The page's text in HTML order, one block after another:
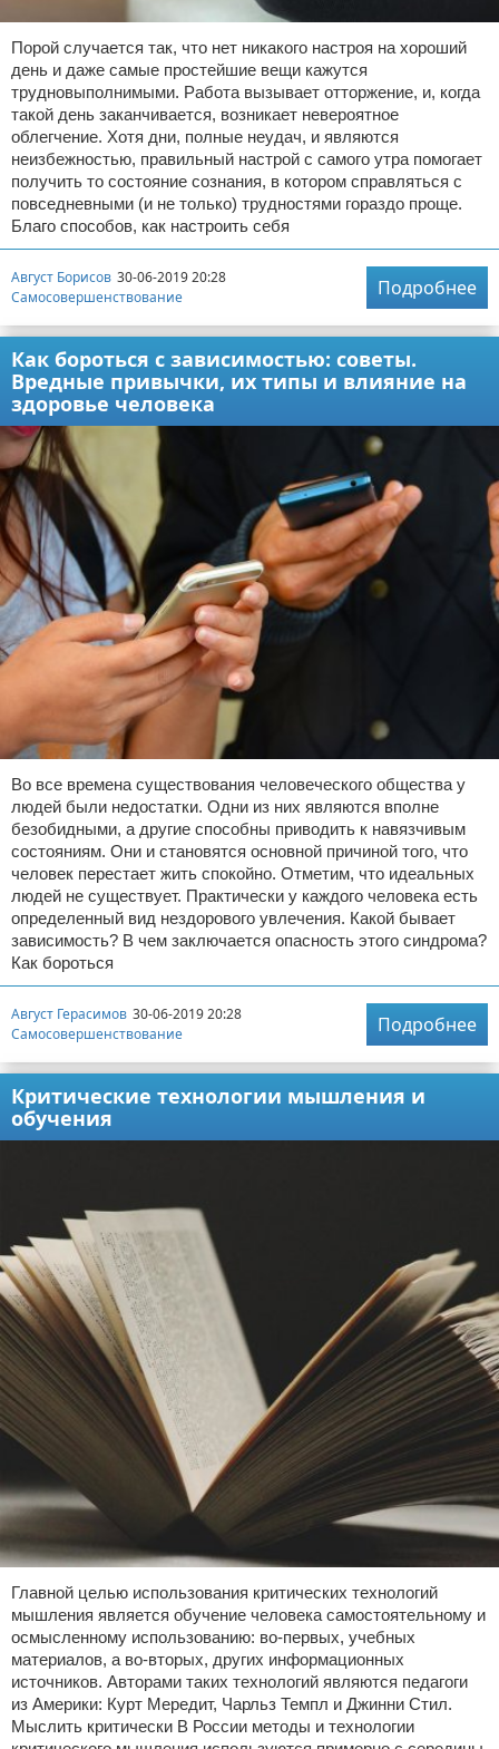
Порой случается так, что нет никакого настроя на хороший
день и даже самые простейшие вещи кажутся
трудновыполнимыми. Работа вызывает отторжение, и, когда
такой день заканчивается, возникает невероятное
облегчение. Хотя дни, полные неудач, и являются
неизбежностью, правильный настрой с самого утра помогает
получить то состояние сознания, в котором справляться с
повседневными (и не только) трудностями гораздо проще.
Благо способов, как настроить себя
Август Борисов 30-06-2019 20:28
Самосовершенствование
Подробнее
Как бороться с зависимостью: советы.
Вредные привычки, их типы и влияние на
здоровье человека
Во все времена существования человеческого общества у
людей были недостатки. Одни из них являются вполне
безобидными, а другие способны приводить к навязчивым
состояниям. Они и становятся основной причиной того, что
человек перестает жить спокойно. Отметим, что идеальных
людей не существует. Практически у каждого человека есть
определенный вид нездорового увлечения. Какой бывает
зависимость? В чем заключается опасность этого синдрома?
Как бороться
Август Герасимов 30-06-2019 20:28
Самосовершенствование
Подробнее
Критические технологии мышления и
обучения
Главной целью использования критических технологий
мышления является обучение человека самостоятельному и
осмысленному использованию: во-первых, учебных
материалов, а во-вторых, других информационных
источников. Авторами таких технологий являются педагоги
из Америки: Курт Мередит, Чарльз Темпл и Джинни Стил.
Мыслить критически В России методы и технологии